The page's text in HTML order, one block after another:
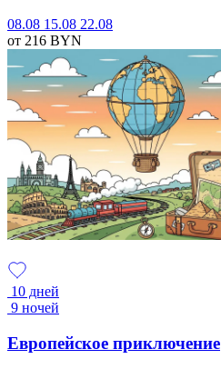
08.08 15.08 22.08
от 216 BYN
10 дней
9 ночей
Европейское приключение